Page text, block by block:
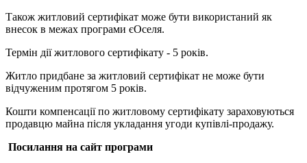
Також житловий сертифікат може бути використаний як
внесок в межах програми єОселя.
Термін дії житлового сертифікату - 5 років.
Житло придбане за житловий сертифікат не може бути
відчуженим протягом 5 років.
Кошти компенсації по житловому сертифікату зараховуються
продавцю майна після укладання угоди купівлі-продажу.
Посилання на сайт програми